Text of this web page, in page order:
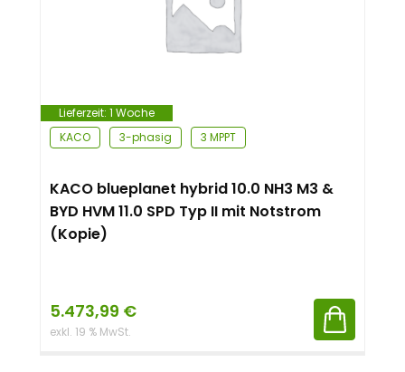
Lieferzeit: 1 Woche
KACO 3-phasig 3 MPPT
KACO blueplanet hybrid 10.0 NH3 M3 &
BYD HVM 11.0 SPD Typ II mit Notstrom
(Kopie)
5.473,99 €
exkl. 19 % MwSt.